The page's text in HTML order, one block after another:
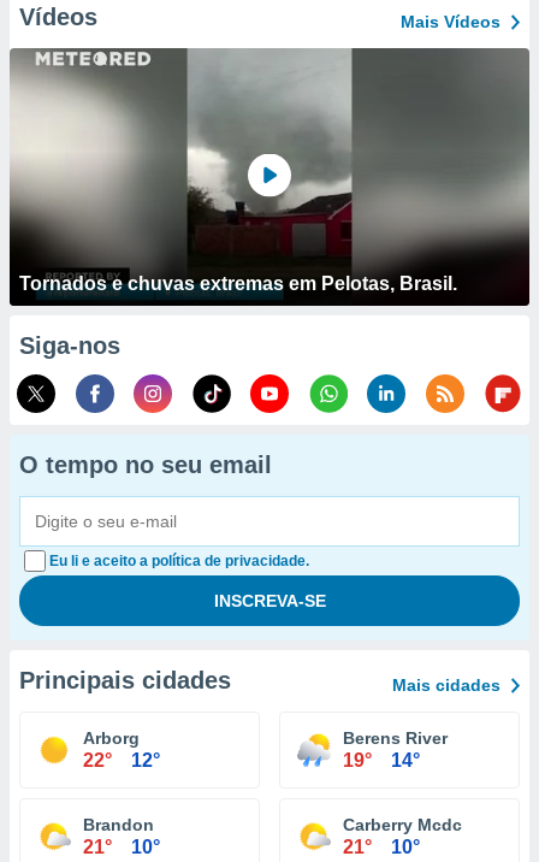
Vídeos Mais Vídeos
Tornados e chuvas extremas em Pelotas, Brasil.
Siga-nos
O tempo no seu email
Eu li e aceito a política de privacidade.
Principais cidades Mais cidades
Arborg
22° 12°
Berens River
19° 14°
Brandon
21° 10°
Carberry Mcdc
21° 10°